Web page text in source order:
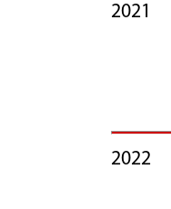
2021
2022